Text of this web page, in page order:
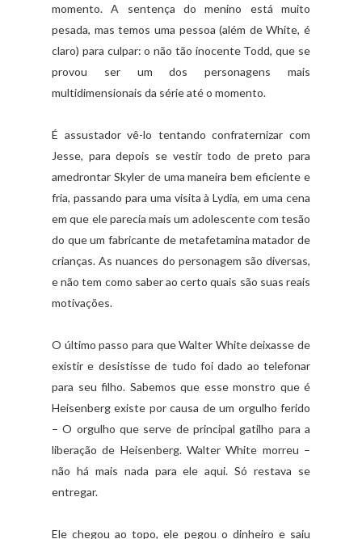
momento. A sentença do menino está muito
pesada, mas temos uma pessoa (além de White, é
claro) para culpar: o não tão inocente Todd, que se
provou ser um dos personagens mais
multidimensionais da série até o momento.
É assustador vê-lo tentando confraternizar com
Jesse, para depois se vestir todo de preto para
amedrontar Skyler de uma maneira bem eficiente e
fria, passando para uma visita à Lydia, em uma cena
em que ele parecia mais um adolescente com tesão
do que um fabricante de metafetamina matador de
crianças. As nuances do personagem são diversas,
e não tem como saber ao certo quais são suas reais
motivações.
O último passo para que Walter White deixasse de
existir e desistisse de tudo foi dado ao telefonar
para seu filho. Sabemos que esse monstro que é
Heisenberg existe por causa de um orgulho ferido
– O orgulho que serve de principal gatilho para a
liberação de Heisenberg. Walter White morreu –
não há mais nada para ele aqui. Só restava se
entregar.
Ele chegou ao topo, ele pegou o dinheiro e saiu